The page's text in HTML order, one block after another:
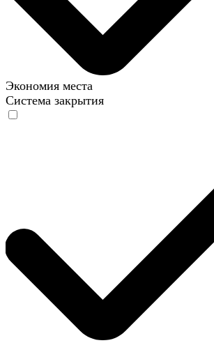
Экономия места
Система закрытия